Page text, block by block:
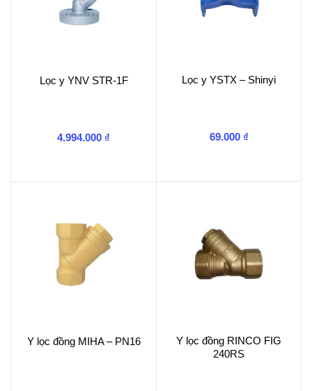
Lọc y YNV STR-1F
4.994.000 ₫
Lọc y YSTX – Shinyi
69.000 ₫
Y lọc đồng MIHA – PN16
Y lọc đồng RINCO FIG
240RS